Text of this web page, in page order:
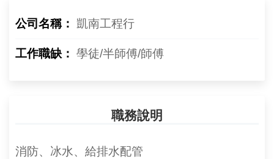
公司名稱： 凱南工程行
工作職缺： 學徒/半師傅/師傅
職務說明
消防、冰水、給排水配管